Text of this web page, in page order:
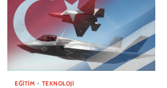
EĞITIM TEKNOLOJI